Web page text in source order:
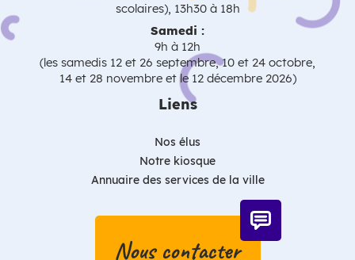
scolaires), 13h30 à 18h
Samedi :
9h à 12h
(les samedis 12 et 26 septembre, 10 et 24 octobre,
14 et 28 novembre et le 12 décembre 2026)
Liens
Nos élus
Notre kiosque
Annuaire des services de la ville
Nous contacter